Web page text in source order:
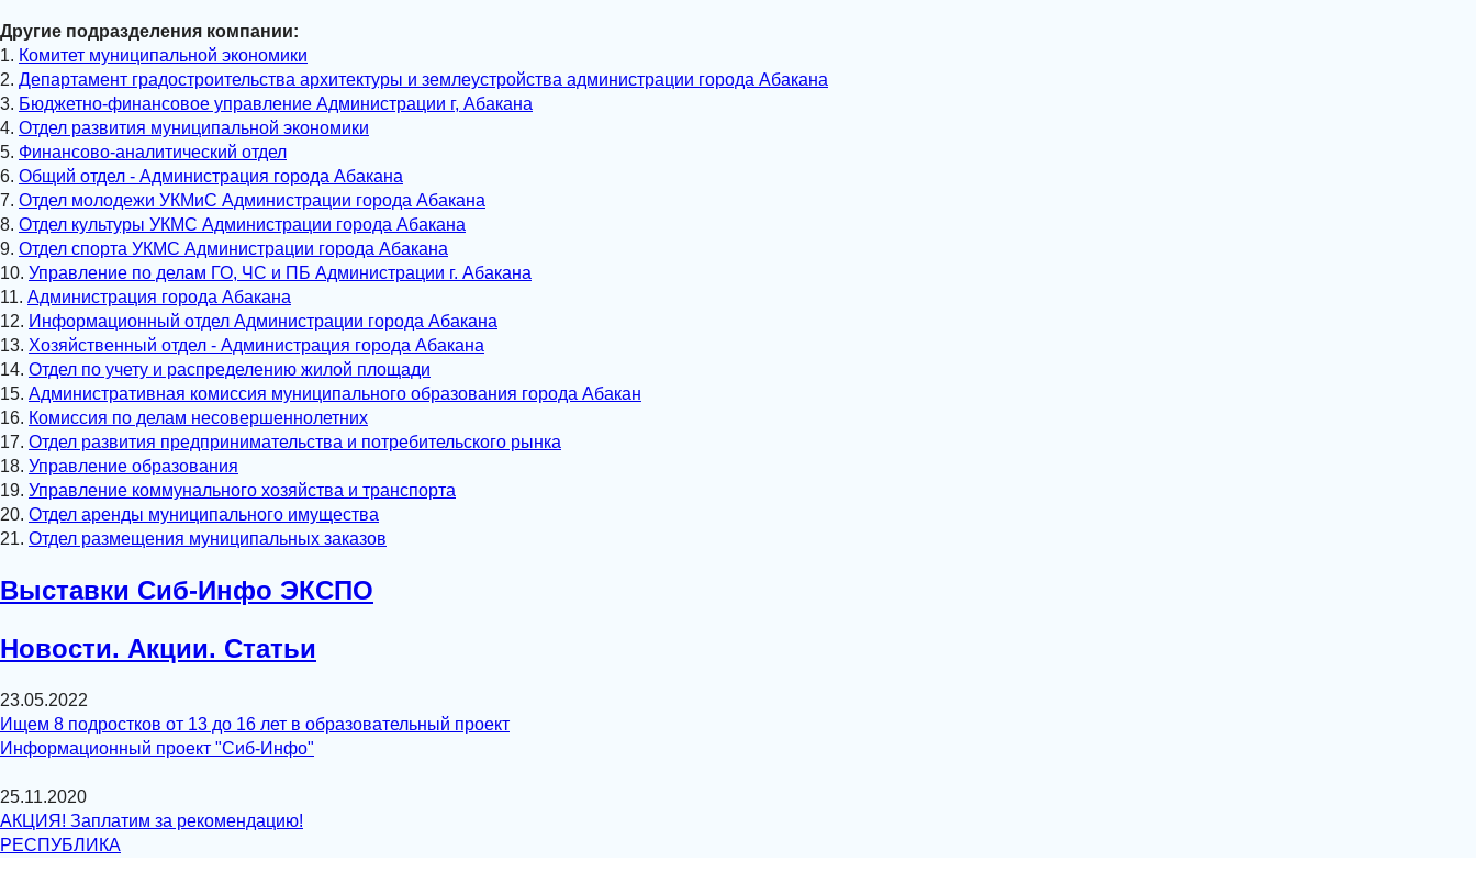
Другие подразделения компании:
1. Комитет муниципальной экономики
2. Департамент градостроительства архитектуры и землеустройства администрации города Абакана
3. Бюджетно-финансовое управление Администрации г, Абакана
4. Отдел развития муниципальной экономики
5. Финансово-аналитический отдел
6. Общий отдел - Администрация города Абакана
7. Отдел молодежи УКМиС Администрации города Абакана
8. Отдел культуры УКМС Администрации города Абакана
9. Отдел спорта УКМС Администрации города Абакана
10. Управление по делам ГО, ЧС и ПБ Администрации г. Абакана
11. Администрация города Абакана
12. Информационный отдел Администрации города Абакана
13. Хозяйственный отдел - Администрация города Абакана
14. Отдел по учету и распределению жилой площади
15. Административная комиссия муниципального образования города Абакан
16. Комиссия по делам несовершеннолетних
17. Отдел развития предпринимательства и потребительского рынка
18. Управление образования
19. Управление коммунального хозяйства и транспорта
20. Отдел аренды муниципального имущества
21. Отдел размещения муниципальных заказов
Выставки Сиб-Инфо ЭКСПО
Новости. Акции. Статьи
23.05.2022
Ищем 8 подростков от 13 до 16 лет в образовательный проект
Информационный проект "Сиб-Инфо"
25.11.2020
АКЦИЯ! Заплатим за рекомендацию!
РЕСПУБЛИКА